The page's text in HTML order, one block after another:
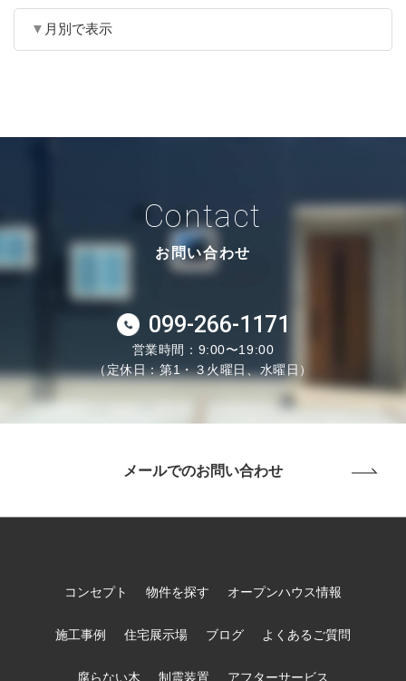
月別で表示
Contact
お問い合わせ
099-266-1171
営業時間：9:00〜19:00
（定休日：第1・３火曜日、水曜日）
メールでのお問い合わせ
コンセプト 物件を探す オープンハウス情報
施工事例 住宅展示場 ブログ よくあるご質問
腐らない木 制震装置 アフターサービス